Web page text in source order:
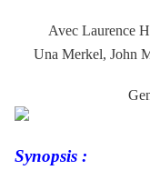
Avec Laurence
Una Merkel, John
Synopsis :